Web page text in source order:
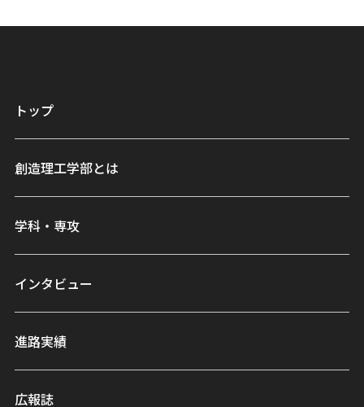
トップ
創造理工学部とは
学科・専攻
インタビュー
進路実績
広報誌